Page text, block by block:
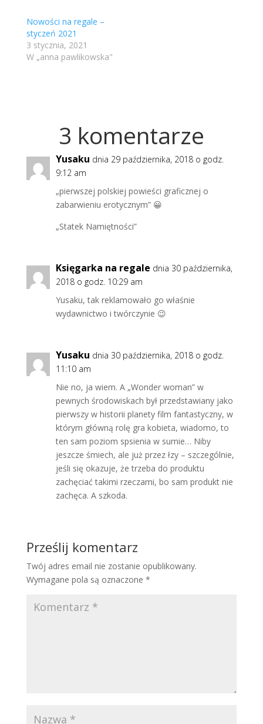
Nowości na regale –
styczeń 2021
3 stycznia, 2021
W „anna pawlikowska"
3 komentarze
Yusaku dnia 29 października, 2018 o godz.
9:12 am
„pierwszej polskiej powieści graficznej o
zabarwieniu erotycznym” 😀
„Statek Namiętności”
Księgarka na regale dnia 30 października,
2018 o godz. 10:29 am
Yusaku, tak reklamowało go właśnie
wydawnictwo i twórczynie 😉
Yusaku dnia 30 października, 2018 o godz.
11:10 am
Nie no, ja wiem. A „Wonder woman” w
pewnych środowiskach był przedstawiany jako
pierwszy w historii planety film fantastyczny, w
którym główną rolę gra kobieta, wiadomo, to
ten sam poziom spsienia w sumie… Niby
jeszcze śmiech, ale już przez łzy – szczególnie,
jeśli się okazuje, że trzeba do produktu
zachęciać takimi rzeczami, bo sam produkt nie
zachęca. A szkoda.
Prześlij komentarz
Twój adres email nie zostanie opublikowany.
Wymagane pola są oznaczone *